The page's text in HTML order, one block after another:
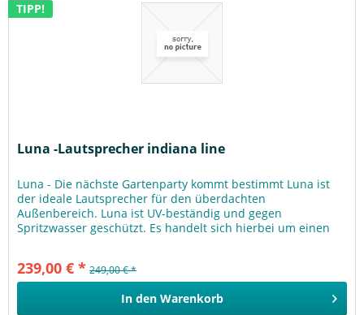
TIPP!
Luna -Lautsprecher indiana line
Luna - Die nächste Gartenparty kommt bestimmt Luna ist
der ideale Lautsprecher für den überdachten
Außenbereich. Luna ist UV-beständig und gegen
Spritzwasser geschützt. Es handelt sich hierbei um einen
239,00 € * 249,00 € *
In den Warenkorb